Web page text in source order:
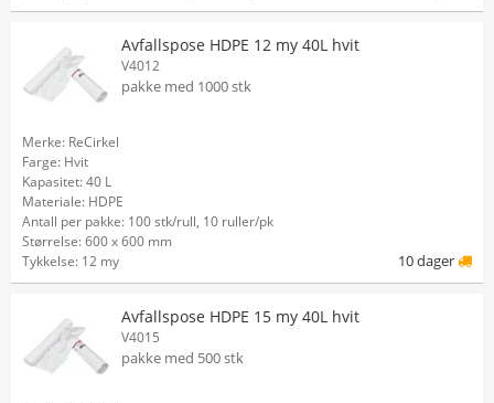
Avfallspose HDPE 12 my 40L hvit
V4012
pakke med 1000 stk
Merke: ReCirkel
Farge: Hvit
Kapasitet: 40 L
Materiale: HDPE
Antall per pakke: 100 stk/rull, 10 ruller/pk
Størrelse: 600 x 600 mm
Tykkelse: 12 my
10 dager
Avfallspose HDPE 15 my 40L hvit
V4015
pakke med 500 stk